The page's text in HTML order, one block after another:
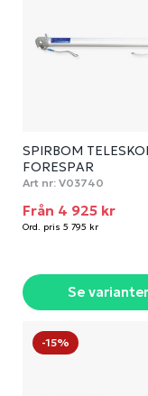
SPIRBOM
FORESPAR
Art nr: V03740
Från 4 925 kr
Ord. pris 5 795 kr
Se varianter
-15%